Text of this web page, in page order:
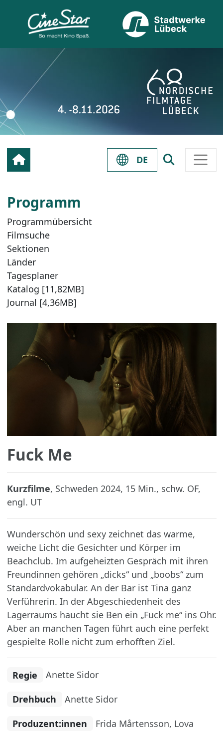
DE
Programm
Programmübersicht
Filmsuche
Sektionen
Länder
Tagesplaner
Katalog [11,82MB]
Journal [4,36MB]
Fuck Me
Kurzfilme, Schweden 2024, 15 Min., schw. OF,
engl. UT
Wunderschön und sexy zeichnet das warme,
weiche Licht die Gesichter und Körper im
Beachclub. Im aufgeheizten Gespräch mit ihren
Freundinnen gehören „dicks“ und „boobs“ zum
Standardvokabular. An der Bar ist Tina ganz
Verführerin. In der Abgeschiedenheit des
Lagerraums haucht sie Ben ein „Fuck me“ ins Ohr.
Aber an manchen Tagen führt auch eine perfekt
gespielte Rolle nicht zum erhofften Ziel.
Regie Anette Sidor
Drehbuch Anette Sidor
Produzent:innen
Frida Mårtensson, Lova